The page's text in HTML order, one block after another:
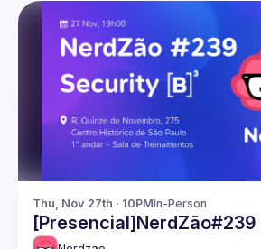
Thu, Nov 27th · 10PMIn-Person